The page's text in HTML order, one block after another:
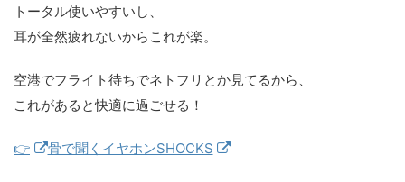
トータル使いやすいし、
耳が全然疲れないからこれが楽。
空港でフライト待ちでネトフリとか見てるから、
これがあると快適に過ごせる！
👉 骨で聞くイヤホンSHOCKS